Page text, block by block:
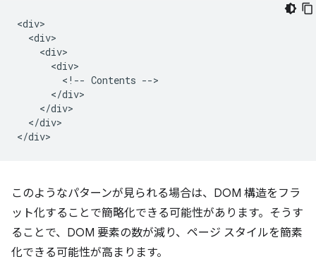
<div>
  <div>
    <div>
      <div>
        <!-- Contents -->
      </div>
    </div>
  </div>
このようなパターンが見られる場合は、DOM 構造をフラ
ット化することで簡略化できる可能性があります。そうす
ることで、DOM 要素の数が減り、ページ スタイルを簡素
化できる可能性が高まります。